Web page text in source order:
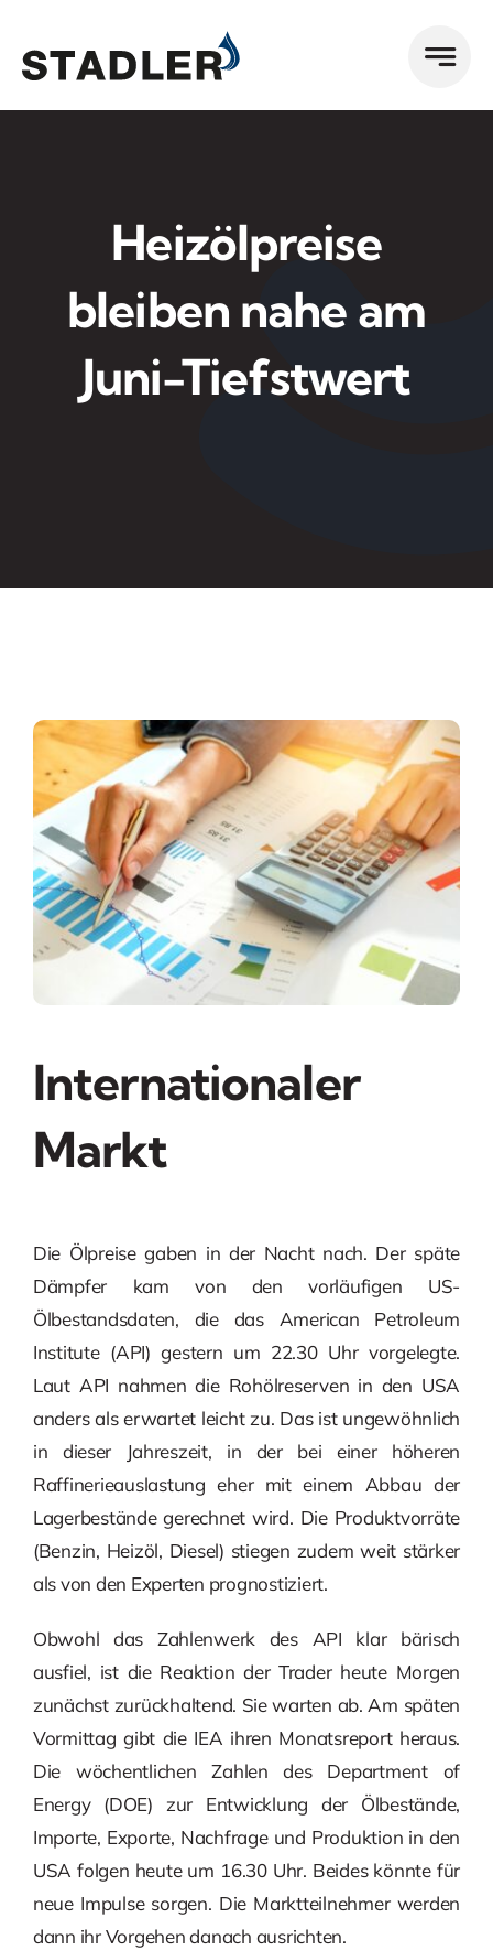
Inhalt
springen
Heizölpreise
bleiben nahe am
Juni-Tiefstwert
Internationaler
Markt
Die Ölpreise gaben in der Nacht nach. Der späte
Dämpfer kam von den vorläufigen US-
Ölbestandsdaten, die das American Petroleum
Institute (API) gestern um 22.30 Uhr vorgelegte.
Laut API nahmen die Rohölreserven in den USA
anders als erwartet leicht zu. Das ist ungewöhnlich
in dieser Jahreszeit, in der bei einer höheren
Raffinerieauslastung eher mit einem Abbau der
Lagerbestände gerechnet wird. Die Produktvorräte
(Benzin, Heizöl, Diesel) stiegen zudem weit stärker
als von den Experten prognostiziert.
Obwohl das Zahlenwerk des API klar bärisch
ausfiel, ist die Reaktion der Trader heute Morgen
zunächst zurückhaltend. Sie warten ab. Am späten
Vormittag gibt die IEA ihren Monatsreport heraus.
Die wöchentlichen Zahlen des Department of
Energy (DOE) zur Entwicklung der Ölbestände,
Importe, Exporte, Nachfrage und Produktion in den
USA folgen heute um 16.30 Uhr. Beides könnte für
neue Impulse sorgen. Die Marktteilnehmer werden
dann ihr Vorgehen danach ausrichten.